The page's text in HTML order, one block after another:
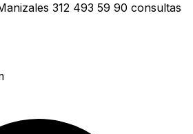
312 493 59 90 consultas